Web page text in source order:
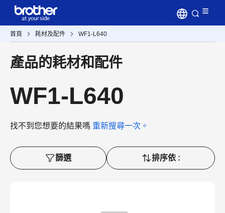
首頁 耗材及配件 WF1-L640
產品的耗材和配件
WF1-L640
找不到您想要的結果嗎 重新搜尋一次。
篩選 排序依 :